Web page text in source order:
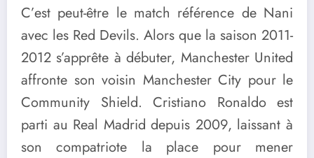
C’est peut-être le match référence de Nani
avec les Red Devils. Alors que la saison 2011-
2012 s’apprête à débuter, Manchester United
affronte son voisin Manchester City pour le
Community Shield. Cristiano Ronaldo est
parti au Real Madrid depuis 2009, laissant à
son compatriote la place pour mener